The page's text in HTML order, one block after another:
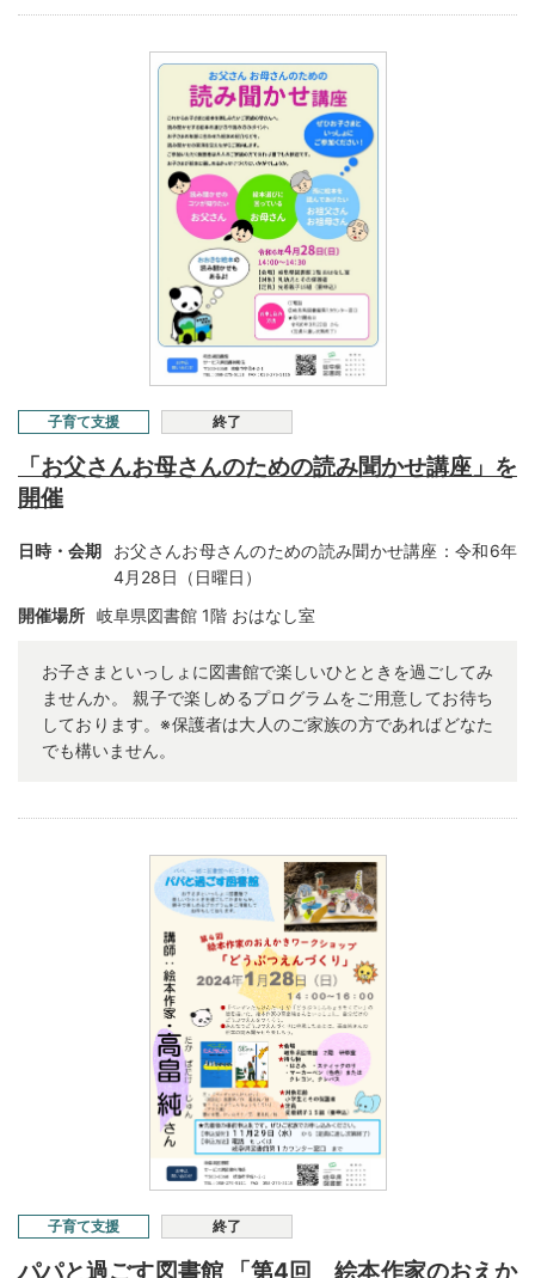
子育て支援 終了
「お父さんお母さんのための読み聞かせ講座」を
開催
日時・会期
お父さんお母さんのための読み聞かせ講座：令和6年
4月28日（日曜日）
開催場所 岐阜県図書館 1階 おはなし室
お子さまといっしょに図書館で楽しいひとときを過ごしてみ
ませんか。 親子で楽しめるプログラムをご用意してお待ち
しております。※保護者は大人のご家族の方であればどなた
でも構いません。
子育て支援 終了
パパと過ごす図書館 「第4回 絵本作家のおえか